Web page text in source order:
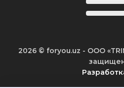
2026 © foryou.uz - ООО